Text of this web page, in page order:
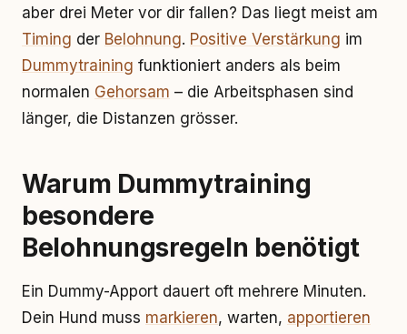
aber drei Meter vor dir fallen? Das liegt meist am
Timing der Belohnung. Positive Verstärkung im
Dummytraining funktioniert anders als beim
normalen Gehorsam – die Arbeitsphasen sind
länger, die Distanzen grösser.
Warum Dummytraining
besondere
Belohnungsregeln benötigt
Ein Dummy-Apport dauert oft mehrere Minuten.
Dein Hund muss markieren, warten, apportieren